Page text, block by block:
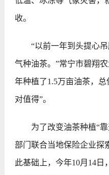
收。
“以前一年到头提心吊
气种油茶。”常宁市碧翔
年种植了1.5万亩油茶，
对值得”。
为了改变油茶种植“靠
部门联合当地保险企业探
此基础上，今年10月14